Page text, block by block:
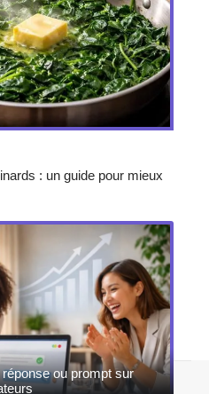
: un guide pour mieux
réponse ou prompt sur
légales Sitemap